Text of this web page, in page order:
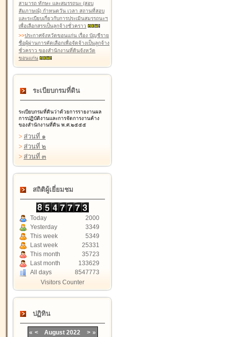
สามารถ ทักษะ และสมรรถนะ (สอบ
สัมภาษณ์) กำหนดวัน เวลา สถานที่สอบ
และระเบียบเกี่ยวกับการประเมินสมรรถนะฯ
เพื่อเลือกสรรเป็นลูกจ้างชั่วคราว
>>ประกาศจังหวัดขอนแก่น เรื่อง บัญชีราย
ชื่อผู้ผ่านการคัดเลือกเพื่อจัดจ้างเป็นลูกจ้าง
ชั่วคราว ของสำนักงานที่ดินจังหวัด
ขอนแก่น
ระเบียบกรมที่ดิน
ระเบียบกรมที่ดินว่าด้วยการรายงานผล
การปฏิบัติงานและการจัดการงานค้าง
ของสำนักงานที่ดิน พ.ศ.๒๕๕๕
> ส่วนที่ ๑
> ส่วนที่ ๒
> ส่วนที่ ๓
สถิติผู้เยี่ยมชม
Today
2000
Yesterday
3349
This week
5349
Last week
25331
This month
35723
Last month
133629
All days
8547773
Visitors Counter
ปฏิทิน
« < August 2022 > »